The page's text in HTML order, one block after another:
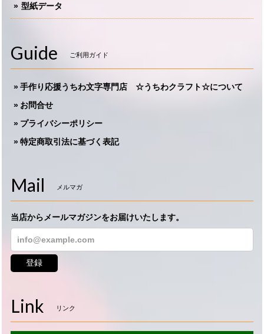
型紙データ
Guide ご利用ガイド
手作り応援うちわ文字専門店 ☆うちわクラフト☆について
お問合せ
プライバシーポリシー
特定商取引法に基づく表記
Mail メルマガ
当店からメールマガジンをお届けいたします。
登録
Link リンク